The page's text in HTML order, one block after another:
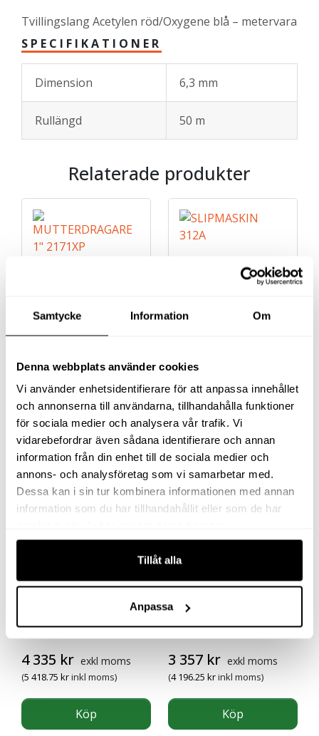
Samtycke Information Om
Denna webbplats använder cookies
Vi använder enhetsidentifierare för att anpassa innehållet
och annonserna till användarna, tillhandahålla funktioner
för sociala medier och analysera vår trafik. Vi
vidarebefordrar även sådana identifierare och annan
information från din enhet till de sociala medier och
annons- och analysföretag som vi samarbetar med.
Dessa kan i sin tur kombinera informationen med annan
information som du har tillhandahållit eller som de har
Tillåt alla
Anpassa
Tvillingslang Acetylen röd/Oxygene blå – metervara
SPECIFIKATIONER
Dimension 6,3 mm
Rullängd 50 m
Relaterade produkter
MUTTERDRAGARE 1″
2171XP
19 483kr exkl moms
(24 353.75kr inkl moms)
Köp
SLIPMASKIN 312A
3 192
( 3 990kr inkl moms)
Köp
MUTTERDRAGARE 1/2″
2130XP-K
4 335 kr exkl moms
(5 418.75 krinkl moms)
Köp
MUTTERDRAGARE 1/2″
2130XP
3 357 kr exkl moms
(4 196.25 krinkl moms)
Köp